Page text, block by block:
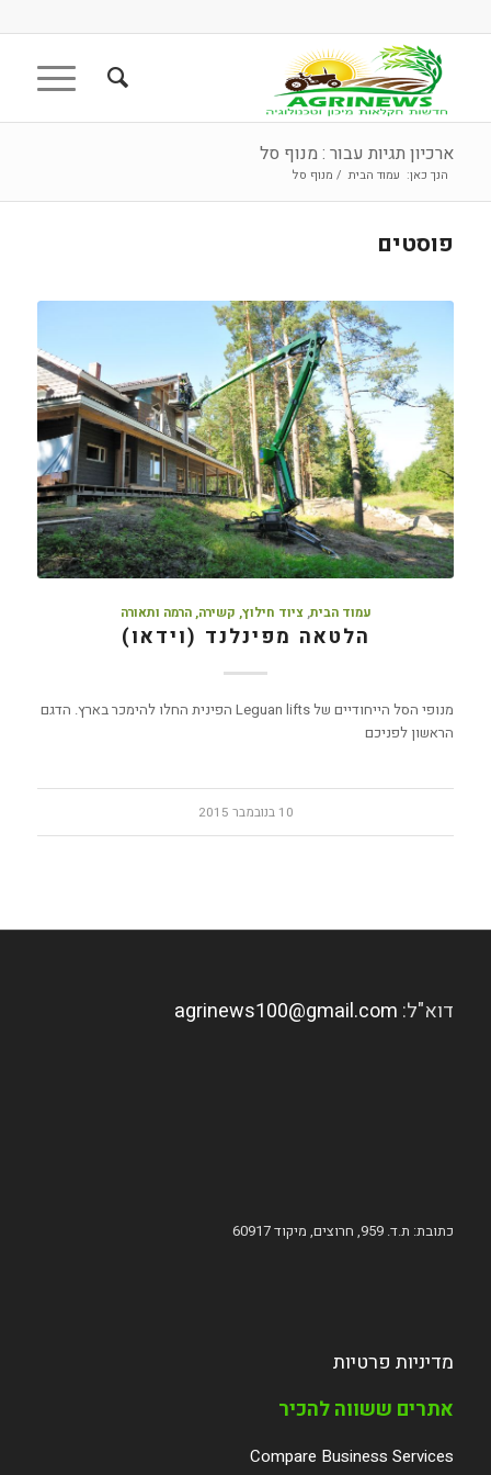
ארכיון תגיות עבור : מנוף סל
הנך כאן: עמוד הבית / מנוף סל
פוסטים
עמוד הבית,ציוד חילוץ, קשירה, הרמה ותאורה
הלטאה מפינלנד (וידאו)
מנופי הסל הייחודיים של Leguan lifts הפינית החלו להימכר בארץ. הדגם
הראשון לפניכם
10 בנובמבר 2015
דוא"ל: agrinews100@gmail.com
כתובת: ת.ד. 959, חרוצים, מיקוד 60917
מדיניות פרטיות
אתרים ששווה להכיר
Compare Business Services